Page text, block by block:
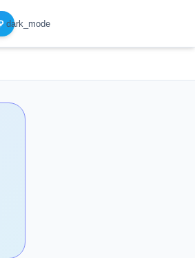
dark_mode